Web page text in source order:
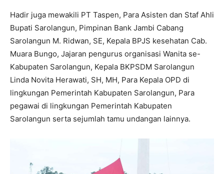
Hadir juga mewakili PT Taspen, Para Asisten dan Staf Ahli
Bupati Sarolangun, Pimpinan Bank Jambi Cabang
Sarolangun M. Ridwan, SE, Kepala BPJS kesehatan Cab.
Muara Bungo, Jajaran pengurus organisasi Wanita se-
Kabupaten Sarolangun, Kepala BKPSDM Sarolangun
Linda Novita Herawati, SH, MH, Para Kepala OPD di
lingkungan Pemerintah Kabupaten Sarolangun, Para
pegawai di lingkungan Pemerintah Kabupaten
Sarolangun serta sejumlah tamu undangan lainnya.